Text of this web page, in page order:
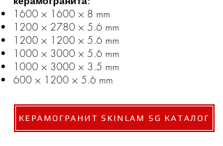
1600 × 1600 × 8 mm
1200 × 2780 × 5.6 mm
1200 × 1200 × 5.6 mm
1000 × 3000 × 5.6 mm
1000 × 3000 × 3.5 mm
600 × 1200 × 5.6 mm
КЕРАМОГРАНИТ SKINLAM SG КАТАЛОГ